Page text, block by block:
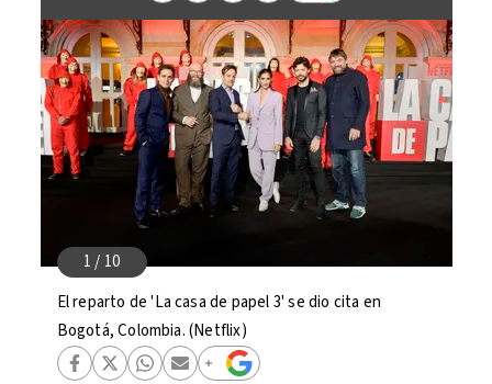
El reparto de 'La casa de papel 3' se dio cita en
Bogotá, Colombia. (Netflix)